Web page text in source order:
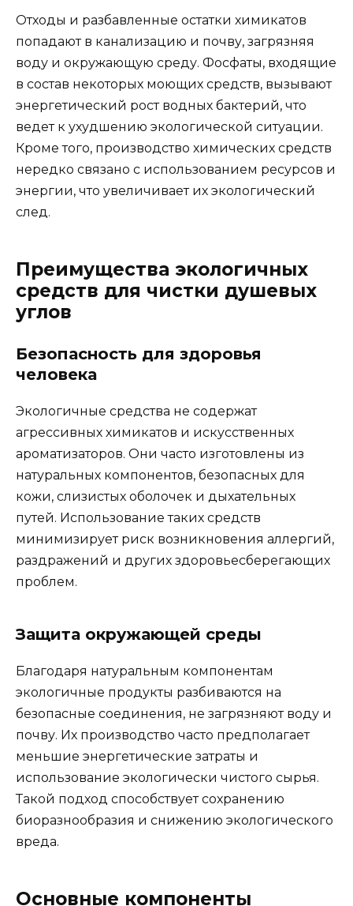
Отходы и разбавленные остатки химикатов
попадают в канализацию и почву, загрязняя
воду и окружающую среду. Фосфаты, входящие
в состав некоторых моющих средств, вызывают
энергетический рост водных бактерий, что
ведет к ухудшению экологической ситуации.
Кроме того, производство химических средств
нередко связано с использованием ресурсов и
энергии, что увеличивает их экологический
след.
Преимущества экологичных
средств для чистки душевых
углов
Безопасность для здоровья
человека
Экологичные средства не содержат
агрессивных химикатов и искусственных
ароматизаторов. Они часто изготовлены из
натуральных компонентов, безопасных для
кожи, слизистых оболочек и дыхательных
путей. Использование таких средств
минимизирует риск возникновения аллергий,
раздражений и других здоровьесберегающих
проблем.
Защита окружающей среды
Благодаря натуральным компонентам
экологичные продукты разбиваются на
безопасные соединения, не загрязняют воду и
почву. Их производство часто предполагает
меньшие энергетические затраты и
использование экологически чистого сырья.
Такой подход способствует сохранению
биоразнообразия и снижению экологического
вреда.
Основные компоненты